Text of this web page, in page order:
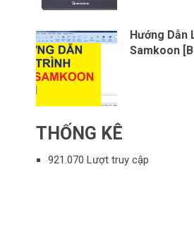
Hướng Dẫn
Samkoon
THỐNG KÊ
921.070 Lượt truy cập